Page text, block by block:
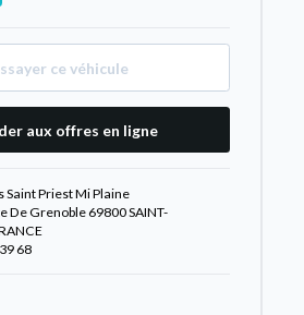
ce véhicule
aux offres en ligne
Saint Priest Mi Plaine
De Grenoble 69800 SAINT-
68